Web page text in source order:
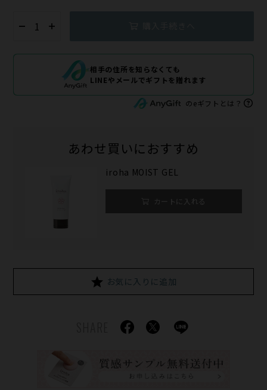
相手の住所を知らなくても
LINEやメールでギフトを贈れます
のeギフトとは？
あわせ買いにおすすめ
iroha MOIST GEL
お気に入りに追加